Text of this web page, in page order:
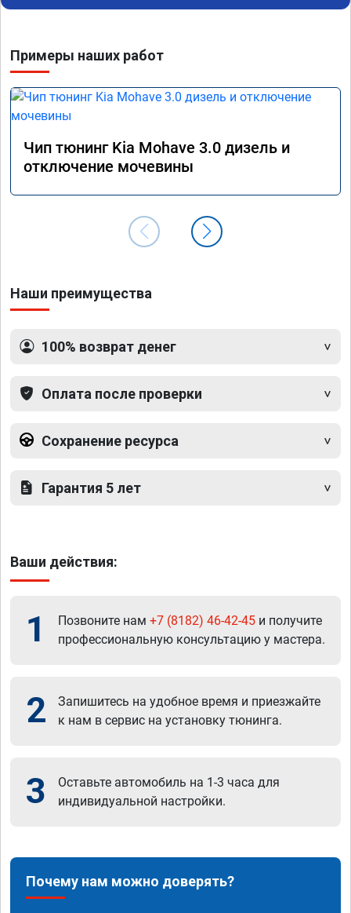
отзывчевее. В целом, я очень доволен.!
Примеры наших работ
Чип тюнинг Kia Mohave 3.0 дизель и
отключение мочевины
Наши преимущества
100% возврат денег
Оплата после проверки
Сохранение ресурса
Гарантия 5 лет
Ваши действия:
1 Позвоните нам +7 (8182) 46-42-45 и получите
профессиональную консультацию у мастера.
2
Запишитесь на удобное время и приезжайте
к нам в сервис на установку тюнинга.
3
Оставьте автомобиль на 1-3 часа для
индивидуальной настройки.
Почему нам можно доверять?